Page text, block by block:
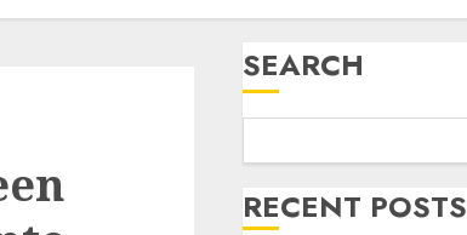
SEARCH
RECENT POSTS